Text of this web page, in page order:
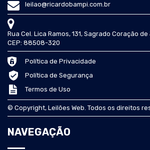
leilao@ricardobampi.com.br
Rua Cel. Lica Ramos, 131, Sagrado Coração
CEP: 88508-320
Política de Privacidade
Política de Segurança
Termos de Uso
© Copyright, Leilões Web. Todos os direitos
NAVEGAÇÃO